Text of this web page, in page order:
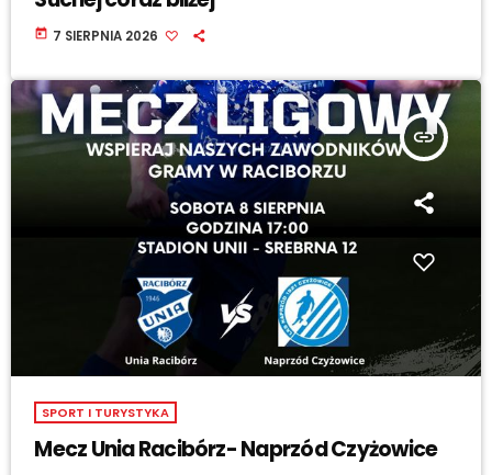
today 7 SIERPNIA 2026
insert_link
SPORT I TURYSTYKA
Mecz Unia Racibórz- Naprzód Czyżowice